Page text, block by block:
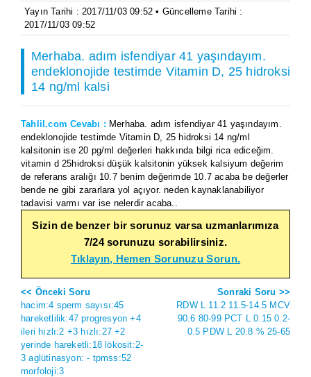
Yayın Tarihi : 2017/11/03 09:52 • Güncelleme Tarihi :
2017/11/03 09:52
Merhaba. adım isfendiyar 41 yaşındayım.
endeklonojide testimde Vitamin D, 25 hidroksi
14 ng/ml kalsi
Tahlil.com Cevabı : Merhaba. adım isfendiyar 41 yaşındayım.
endeklonojide testimde Vitamin D, 25 hidroksi 14 ng/ml
kalsitonin ise 20 pg/ml değerleri hakkında bilgi rica ediceğim.
vitamin d 25hidroksi düşük kalsitonin yüksek kalsiyum değerim
de referans aralığı 10.7 benim değerimde 10.7 acaba be değerler
bende ne gibi zararlara yol açıyor. neden kaynaklanabiliyor
tadavisi varmı var ise nelerdir acaba..
Sizin de benzer bir sorunuz varsa uzmanlarımıza
7/24 sorunuzu sorabilirsiniz.
Tıklayın, Hemen Sorunuzu Sorun.
<< Önceki Soru
hacim:4 sperm sayısı:45
hareketlilik:47 progresyon +4
ileri hızlı:2 +3 hızlı:27 +2
yerinde hareketli:18 lökosit:2-
3 aglütinasyon: - tpmss:52
morfoloji:3
Sonraki Soru >>
RDW L 11.2 11.5-14.5 MCV
90.6 80-99 PCT L 0.15 0.2-
0.5 PDW L 20.8 % 25-65